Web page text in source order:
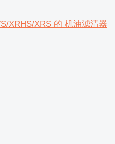
XRHS/XRS 的 机油滤清器